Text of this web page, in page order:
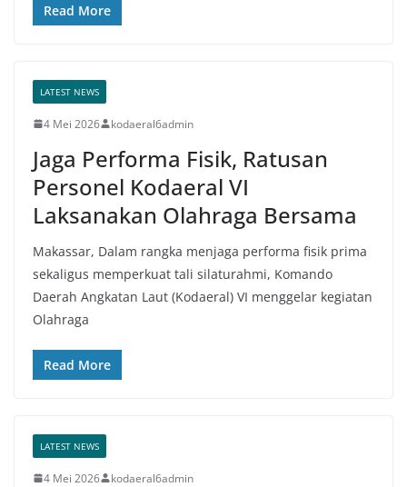
Read More
LATEST NEWS
4 Mei 2026 kodaeral6admin
Jaga Performa Fisik, Ratusan
Personel Kodaeral VI
Laksanakan Olahraga Bersama
Makassar, Dalam rangka menjaga performa fisik prima
sekaligus memperkuat tali silaturahmi, Komando
Daerah Angkatan Laut (Kodaeral) VI menggelar kegiatan
Olahraga
Read More
LATEST NEWS
4 Mei 2026 kodaeral6admin